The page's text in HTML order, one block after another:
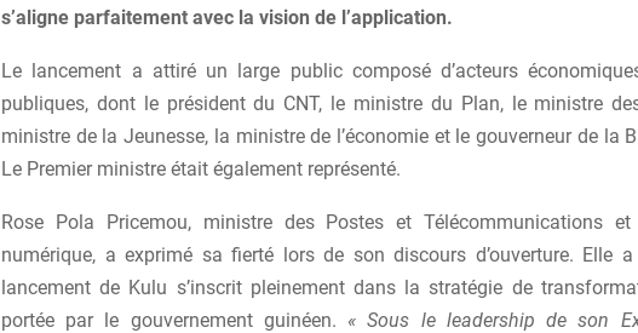
s’aligne parfaitement avec la vision de l’application.
Le lancement a attiré un large public composé d’acteurs
publiques, dont le président du CNT, le ministre du Plan, le ministre
ministre de la Jeunesse, la ministre de l’économie et le gouverneur de la
Le Premier ministre était également représenté.
Rose Pola Pricemou, ministre des Postes et Télécommunications et
numérique, a exprimé sa fierté lors de son discours d’ouverture. Elle
lancement de Kulu s’inscrit pleinement dans la stratégie de
portée par le gouvernement guinéen. « Sous le leadership de son